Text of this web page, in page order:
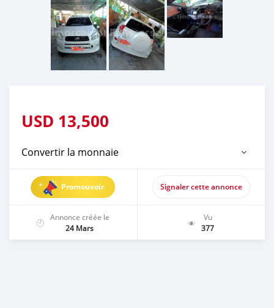
USD 13,500
Convertir la monnaie
Promouvoir Signaler cette annonce
Annonce créée le
24 Mars
Vu
377